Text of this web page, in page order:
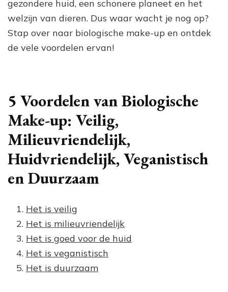
gezondere huid, een schonere planeet en het
welzijn van dieren. Dus waar wacht je nog op?
Stap over naar biologische make-up en ontdek
de vele voordelen ervan!
5 Voordelen van Biologische
Make-up: Veilig,
Milieuvriendelijk,
Huidvriendelijk, Veganistisch
en Duurzaam
Het is veilig
Het is milieuvriendelijk
Het is goed voor de huid
Het is veganistisch
Het is duurzaam